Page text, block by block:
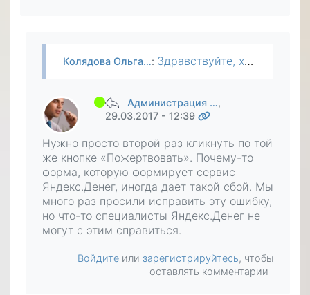
Колядова Ольга…: Здравствуйте, хотела перечислить 100 рублей на поддержку, но система пишет некорректные данные. С уважением, Ольга
Администрация …,
29.03.2017 - 12:39
Нужно просто второй раз кликнуть по той
же кнопке «Пожертвовать». Почему-то
форма, которую формирует сервис
Яндекс.Денег, иногда дает такой сбой. Мы
много раз просили исправить эту ошибку,
но что-то специалисты Яндекс.Денег не
могут с этим справиться.
Войдите или зарегистрируйтесь, чтобы
оставлять комментарии